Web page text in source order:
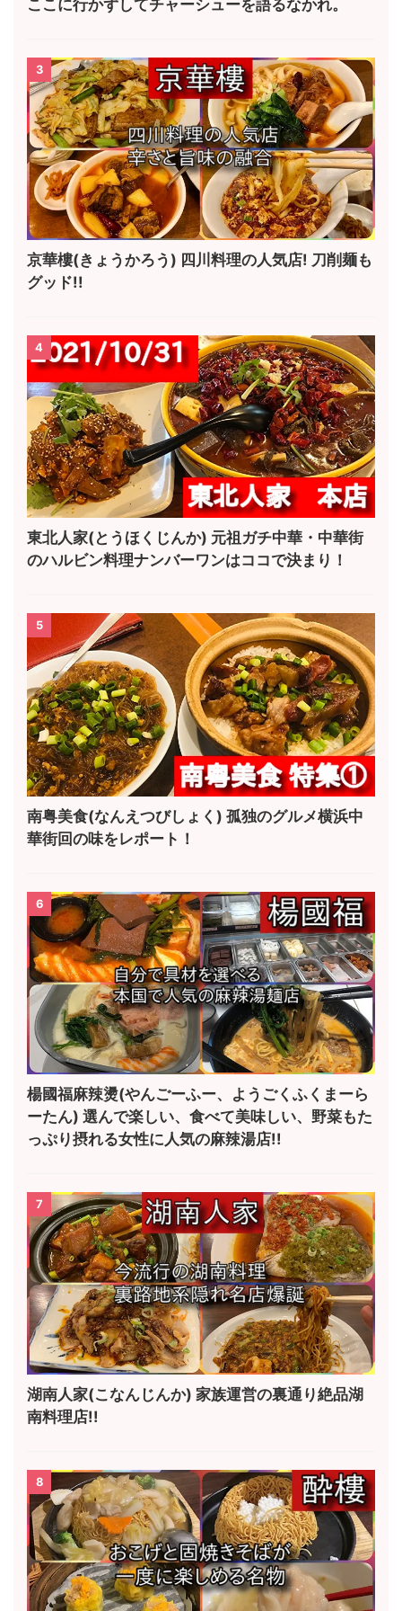
ここに行かずしてチャーシューを語るなかれ。
3
京華樓(きょうかろう) 四川料理の人気店! 刀削麺も
グッド!!
4
東北人家(とうほくじんか) 元祖ガチ中華・中華街
のハルビン料理ナンバーワンはココで決まり！
5
南粤美食(なんえつびしょく) 孤独のグルメ横浜中
華街回の味をレポート！
6
楊國福麻辣燙(やんごーふー、ようごくふくまーら
ーたん) 選んで楽しい、食べて美味しい、野菜もた
っぷり摂れる女性に人気の麻辣湯店!!
7
湖南人家(こなんじんか) 家族運営の裏通り絶品湖
南料理店!!
8